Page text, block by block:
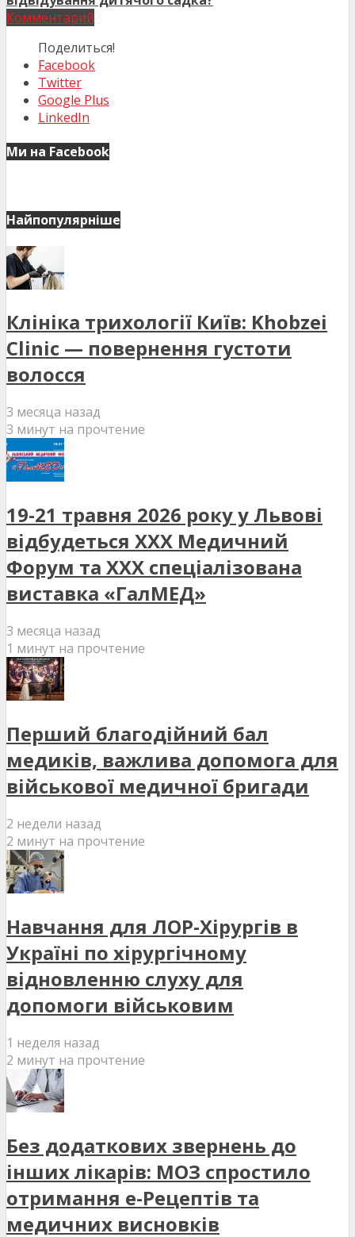
Комментарий
Поделиться!
Facebook
Twitter
Google Plus
LinkedIn
Ми на Facebook
Найпопулярніше
Клініка трихології Київ: Khobzei
Clinic — повернення густоти
волосся
3 месяца назад
3 минут на прочтение
19-21 травня 2026 року у Львові
відбудеться XXX Медичний
Форум та XXX спеціалізована
виставка «ГалМЕД»
3 месяца назад
1 минут на прочтение
Перший благодійний бал
медиків, важлива допомога для
військової медичної бригади
2 недели назад
2 минут на прочтение
Навчання для ЛОР-Хірургів в
Україні по хірургічному
відновленню слуху для
допомоги військовим
1 неделя назад
2 минут на прочтение
Без додаткових звернень до
інших лікарів: МОЗ спростило
отримання е-Рецептів та
медичних висновків